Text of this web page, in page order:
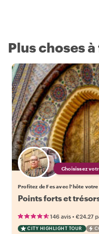
Plus choses
Choisissez
Profitez de Fes avec l'hôte
Points forts et
146 avis • €24.27
CITY HIGHLIGHT TOUR